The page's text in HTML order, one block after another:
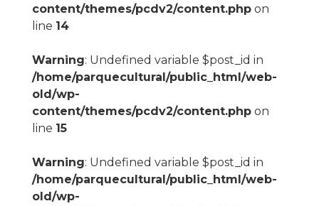
content/themes/pcdv2/content.phpon
line 14
Warning: Undefined variable $post_id in
/home/parquecultural/public_html/web-
old/wp-
content/themes/pcdv2/content.phpon
line 15
Warning: Undefined variable $post_id in
/home/parquecultural/public_html/web-
old/wp-